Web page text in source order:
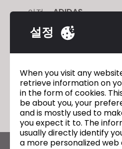
이전 ADIDAS
다음 Design School
돌아가
설정
When you visit any
retrieve information on
in the form of cookies.
be about you, your
and is mostly used to
you expect it to. The
usually directly identify
a more personalized web